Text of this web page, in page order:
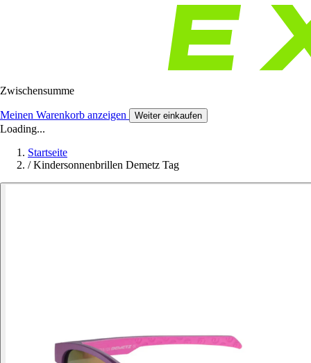
Zwischensumme
Meinen Warenkorb anzeigen Weiter einkaufen
Loading...
Startseite
/ Kindersonnenbrillen Demetz Tag